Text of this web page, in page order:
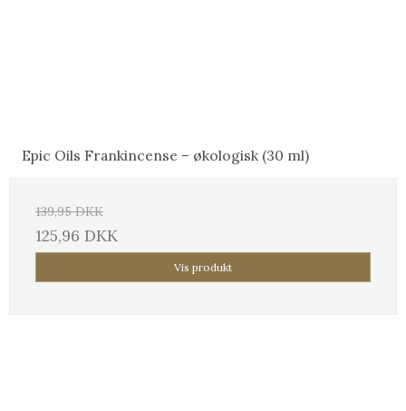
Epic Oils Frankincense – økologisk (30 ml)
139,95 DKK
125,96 DKK
Vis produkt